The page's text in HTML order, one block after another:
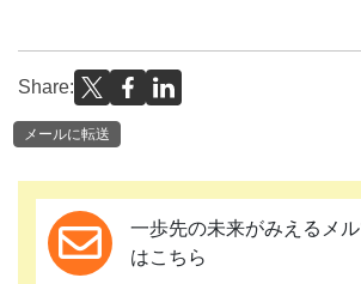
Share:
メールに転送
一歩先の未来がみえるメ
はこちら